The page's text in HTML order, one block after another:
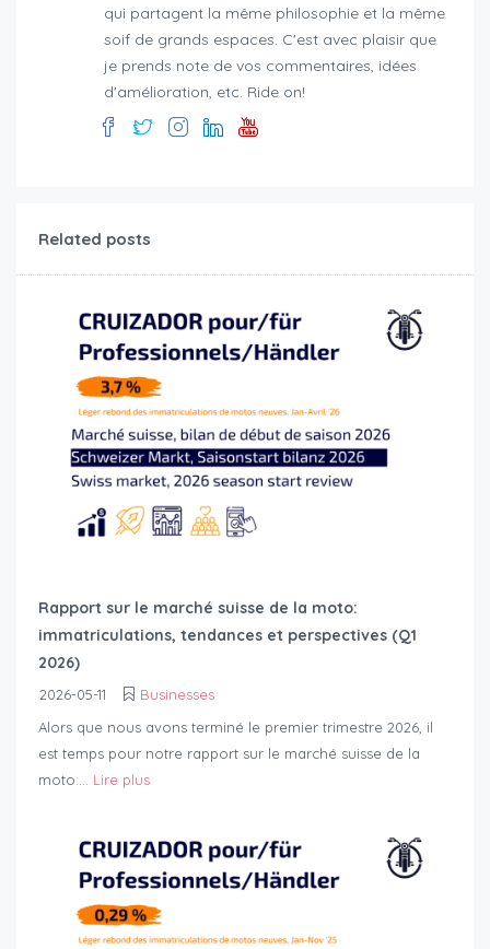
qui partagent la même philosophie et la même
soif de grands espaces. C'est avec plaisir que
je prends note de vos commentaires, idées
d'amélioration, etc. Ride on!
Related posts
Rapport sur le marché suisse de la moto:
immatriculations, tendances et perspectives (Q1
2026)
2026-05-11
Businesses
Alors que nous avons terminé le premier trimestre 2026, il
est temps pour notre rapport sur le marché suisse de la
moto:... Lire plus